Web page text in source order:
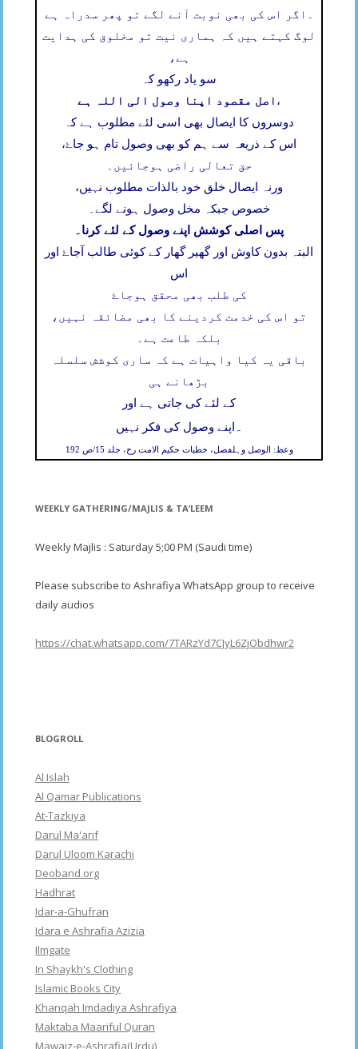
اگر اس کی بھی نوبت آنے لگے تو پھر سدراہ ہے
لوگ کہتے ہیں کہ ہماری نیت تو مخلوق کی ہدایت
ہے،
سو یاد رکھو کہ
اصل مقصود اپنا وصول الی اللہ ہے ،
دوسروں کا ایصال بھی اسی لئے مطلوب ہے کہ
اس کے ذریعہ سے ہم کو بھی وصول تام ہو جاۓ،
حق تعالی راضی ہوجائیں۔
ورنہ ایصال خلق خود بالذات مطلوب نہیں،
خصوص جبکہ مخل وصول ہونے لگے۔
پس اصلی کوشش اپنے وصول کے لئے کرنا۔
البتہ بدون کاوش اور گھیر گھار کے کوئی طالب آجاۓ اور
اس
کی طلب بھی محقق ہوجاۓ
تو اس کی خدمت کردینے کا بھی مضائقہ نہیں،
بلکہ طاعت ہے۔
باقی یہ کیا واہیات ہے کہ ساری کوشش سلسلہ
بڑھانے ہی
کے لئے کی جاتی ہے اور
اپنے وصول کی فکر نہیں
وعظ: الوصل وہلفصل، خطبات حکیم الامت رح، جلد 15/ص 192
WEEKLY GATHERING/MAJLIS & TA’LEEM
Weekly Majlis : Saturday 5;00 PM (Saudi time)
Please subscribe to Ashrafiya WhatsApp group to receive
daily audios
https://chat.whatsapp.com/7TARzYd7CJyL6ZjObdhwr2
BLOGROLL
Al Islah
Al Qamar Publications
At-Tazkiya
Darul Ma'arif
Darul Uloom Karachi
Deoband.org
Hadhrat
Idar-a-Ghufran
Idara e Ashrafia Azizia
Ilmgate
In Shaykh's Clothing
Islamic Books City
Khanqah Imdadiya Ashrafiya
Maktaba Maariful Quran
Mawaiz-e-Ashrafia(Urdu)